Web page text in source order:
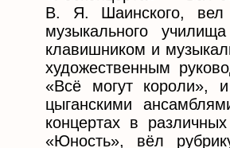
В. Я. Шаинского,
музыкального
клавишником и
художественным
«Всё могут короли»,
цыганскими
концертах в
«Юность», вёл